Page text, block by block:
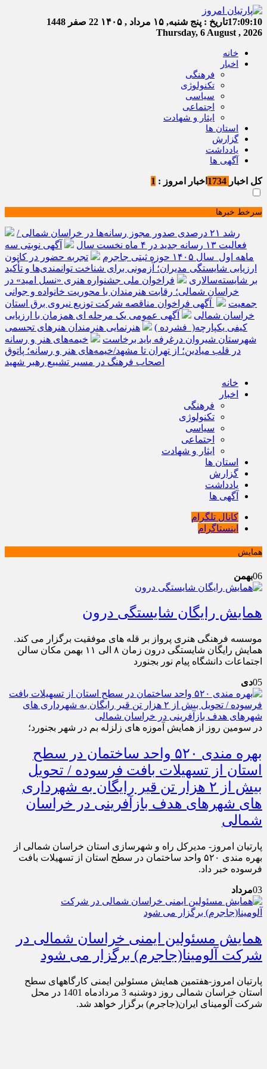
17:09:10تاریخ : پنج شنبه, ۱۵ مرداد , ۱۴۰۵
22 صفر 1448
Thursday, 6 August , 2026
خانه
اخبار
فرهنگی
تکنولوژی
سیاسی
اجتماعی
ایثار و شهادت
استان ها
گزارش
یادداشت
آگهی ها
کل اخبار اخبار امروز : 1
سرخط خبرها
رشد ۲۱ درصدی صدور مجوز رسانه‌ها در خراسان شمالی /
فعالیت ۱۳ رسانه جدید در ۴ ماه نخست سال
آگهی نوبتی سه
ماهه اول سال ۱۴۰۵ حوزه ثبتی جاجرم
تجربه حضور در کانون
ارزیابی شایستگی مدیران؛ آزمونی برای شناخت توانمندی‌ها و تأکید
بر شایسته‌سالاری
فراخوان ملی جشنواره هنری «نسل امید» در
خراسان شمالی؛ رقابت هنرمندان با محوریت خانواده و جوانی
جمعیت
آگهی فراخوان مناقصه شرکت توزیع نیروی برق استان
خراسان شمالی
آگهی عمومی یک مرحله ای همزمان با ارزیابی
کیفی یکپارچه( فشرده )
هنرنمایی هنرمندان هنرهای تجسمی
شهرستان شیروان درغرفه باید برخاست
خیمه‌های هنر و رسانه
در قلب میادین؛ از تهران تا مشهد/خیمه‌های هنر و رسانه؛ پاتوق
اصحاب فرهنگ در مسیر تشییع رهبر شهید
خانه
اخبار
فرهنگی
تکنولوژی
سیاسی
اجتماعی
ایثار و شهادت
استان ها
گزارش
یادداشت
آگهی ها
کانال تلگرام
اینستاگرام
همایش
06بهمن
همایش رایگان شایستگی درون
موسسه فرهنگی هنری پرواز بر قله های موفقیت برگزار می کند.
همایش رایگان شایستگی درون زمان ۸ الی ۱۱ بهمن مکان سالن
اجتماعات دانشگاه پیام نور بجنورد
05دی
در سومین روز از همایش آموزه های زلزله بم در شهر بجنورد؛
بهره مندی ۵۲۰ واحد ساختمان در سطح
استان از تسهیلات بافت فرسوده / تحویل
بیش از ۲ هزار تن قیر رایگان به شهرداری
های شهرهای هدف بازآفرینی در خراسان
شمالی
پارتیان امروز- مدیرکل راه و شهرسازی استان خراسان شمالی از
بهره مندی ۵۲۰ واحد ساختمان در سطح استان از تسهیلات بافت
فرسوده خبر داد.
03مرداد
همایش مسئولین ایمنی خراسان شمالی در
شرکت آلومینا(جاجرم) برگزار می شود
پارتیان امروز-هفتمین همایش مسئولین ایمنی کارگاههای سطح
استان خراسان شمالی روز دوشنبه 3 مردادماه 1401 در محل
شرکت آلومینای ایران(جاجرم) برگزار خواهد شد.